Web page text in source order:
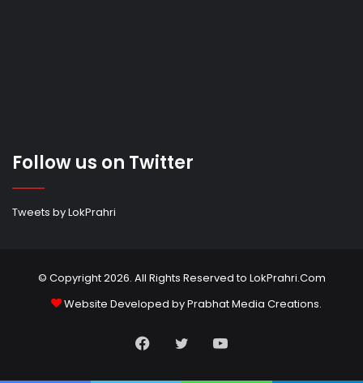
Follow us on Twitter
Tweets by LokPrahri
© Copyright 2026. All Rights Reserved to LokPrahri.Com
Website Developed byPrabhat Media Creations.
Facebook
TwitterYouTube